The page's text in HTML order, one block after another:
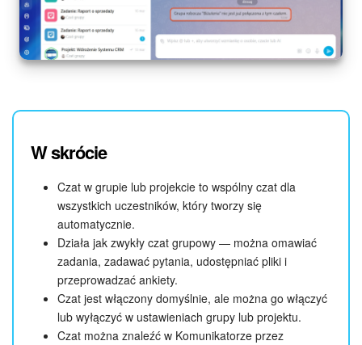
W skrócie
Czat w grupie lub projekcie to wspólny czat dla
wszystkich uczestników, który tworzy się
automatycznie.
Działa jak zwykły czat grupowy — można omawiać
zadania, zadawać pytania, udostępniać pliki i
przeprowadzać ankiety.
Czat jest włączony domyślnie, ale można go włączyć
lub wyłączyć w ustawieniach grupy lub projektu.
Czat można znaleźć w Komunikatorze przez